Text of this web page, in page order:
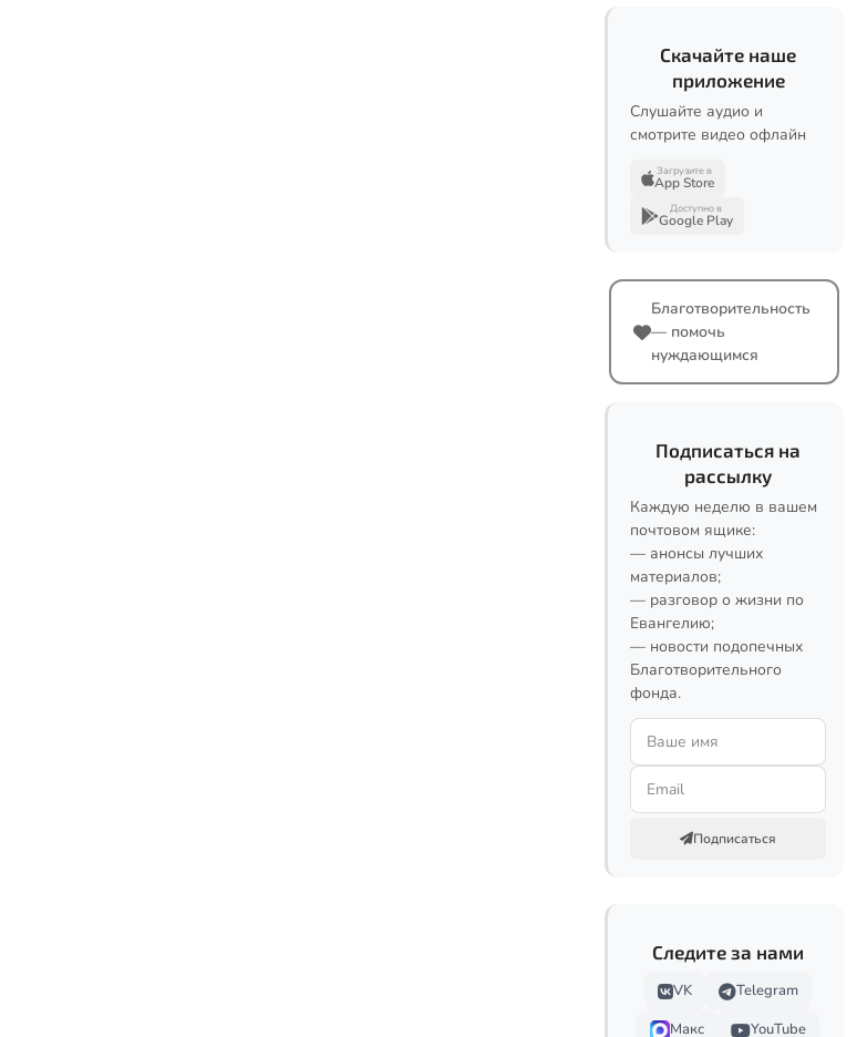
Скачайте наше
приложение
Слушайте аудио и
смотрите видео офлайн
Загрузите в
App Store
Доступно в
Google Play
Благотворительность
— помочь
нуждающимся
Подписаться на
рассылку
Каждую неделю в вашем
почтовом ящике:
— анонсы лучших
материалов;
— разговор о жизни по
Евангелию;
— новости подопечных
Благотворительного
фонда.
Подписаться
Следите за нами
VK
Telegram
Макс
YouTube